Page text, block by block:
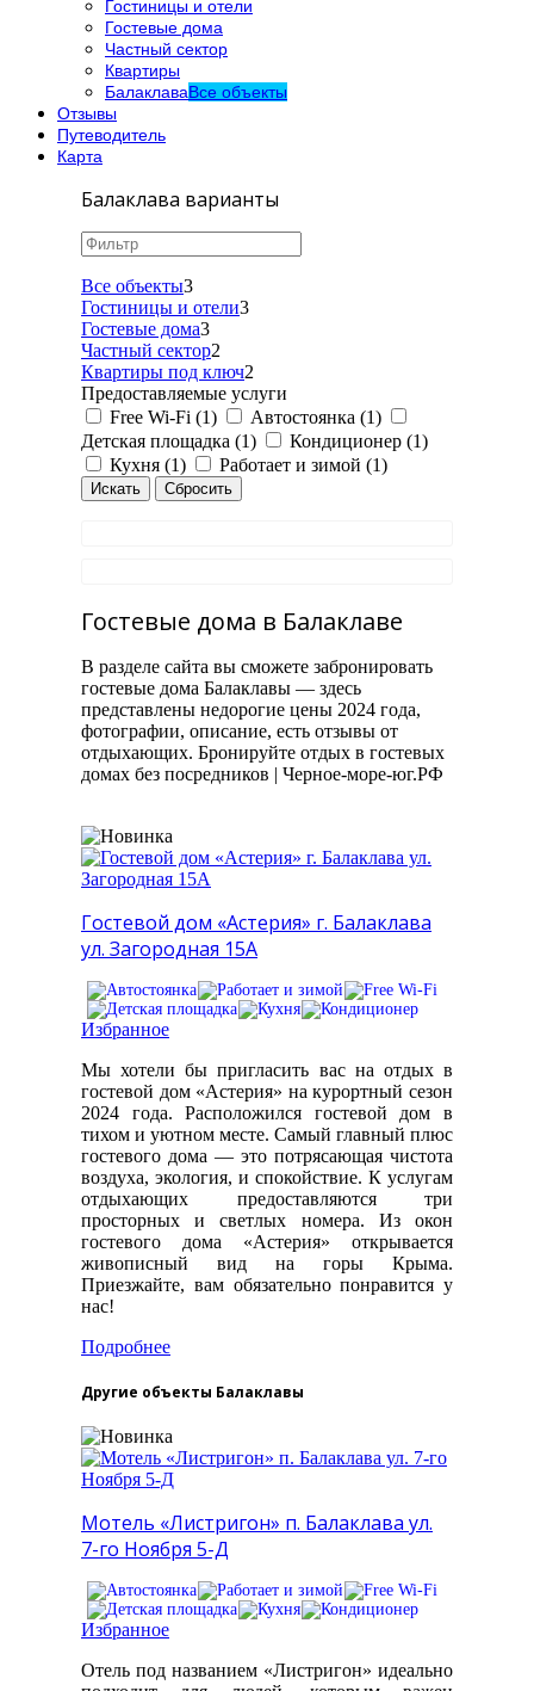
Гостиницы и отели
Гостевые дома
Частный сектор
Квартиры
БалаклаваВсе объекты
Отзывы
Путеводитель
Карта
Балаклава варианты
Все объекты3
Гостиницы и отели3
Гостевые дома3
Частный сектор2
Квартиры под ключ2
Предоставляемые услуги
Free Wi-Fi (1)
Автостоянка (1)
Детская площадка (1)
Кондиционер (1)
Кухня (1)
Работает и зимой (1)
Гостевые дома в Балаклаве
В разделе сайта вы сможете забронировать
гостевые дома Балаклавы — здесь
представлены недорогие цены 2024 года,
фотографии, описание, есть отзывы от
отдыхающих. Бронируйте отдых в гостевых
домах без посредников | Черное-море-юг.РФ
Гостевой дом «Астерия» г. Балаклава
ул. Загородная 15А
Избранное
Мы хотели бы пригласить вас на отдых в
гостевой дом «Астерия» на курортный сезон
2024 года. Расположился гостевой дом в
тихом и уютном месте. Самый главный плюс
гостевого дома — это потрясающая чистота
воздуха, экология, и спокойствие. К услугам
отдыхающих предоставляются три
просторных и светлых номера. Из окон
гостевого дома «Астерия» открывается
живописный вид на горы Крыма.
Приезжайте, вам обязательно понравится у
нас!
Подробнее
Другие объекты Балаклавы
Мотель «Листригон» п. Балаклава ул.
7-го Ноября 5-Д
Избранное
Отель под названием «Листригон» идеально